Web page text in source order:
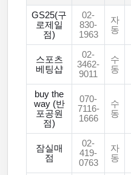
GS25(구
로제일
점)
02-
830-
1963
자
동
스포츠
베팅샵
02-
3462-
9011
수
동
buy the
way (반
포공원
점)
070-
7116-
1666
수
동
잠실매
점
02-
419-
0763
자
동